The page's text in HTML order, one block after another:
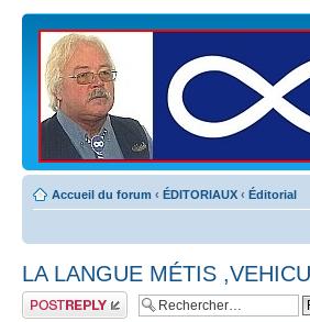
Accueil du forum ‹ ÉDITORIAUX ‹ Éditorial
LA LANGUE MÉTIS
Publier une
réponse